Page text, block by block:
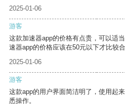
2025-01-06
游客
这款加速器app的价格有点贵，可以适
速器app的价格应该在50元以下才比较合
2025-01-06
游客
这款app的用户界面简洁明了，使用起
悉操作。